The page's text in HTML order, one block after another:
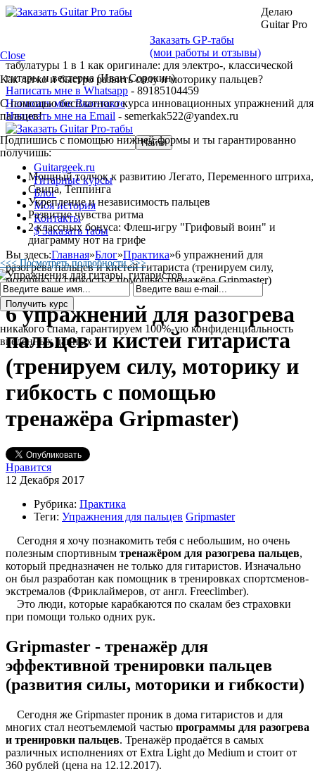
Заказать GP-табы
(мои работы и отзывы)
Делаю
Guitar Pro
табулатуры 1 в 1 как оригинале: для электро-, классической
гитары и вестерна (Иван Сорокин)
Написать мне в Whatsapp - 89185104459
Написать мне Вконтакте
Написать мне на Email - semerkak522@yandex.ru
Guitargeek.ru
Гитарные курсы
Блог
Моя история
Контакты
$ Заказать табы
Вы здесь:Главная»Блог»Практика»6 упражнений для
разогрева пальцев и кистей гитариста (тренируем силу,
моторику и гибкость с помощью тренажёра Gripmaster)
6 упражнений для разогрева
пальцев и кистей гитариста
(тренируем силу, моторику и
гибкость с помощью
тренажёра Gripmaster)
Нравится
12 Декабря 2017
Рубрика: Практика
Теги: Упражнения для пальцев Gripmaster
Сегодня я хочу познакомить тебя с небольшим, но очень
полезным спортивным тренажёром для разогрева пальцев,
который предназначен не только для гитаристов. Изначально
он был разработан как помощник в тренировках спортсменов-
экстремалов (Фриклаймеров, от англ. Freeclimber).
Это люди, которые карабкаются по скалам без страховки
при помощи только одних рук.
Gripmaster - тренажёр для
эффективной тренировки пальцев
(развития силы, моторики и гибкости)
Сегодня же Gripmaster проник в дома гитаристов и для
многих стал неотъемлемой частью программы для разогрева
и тренировки пальцев. Тренажёр продаётся в самых
различных исполнениях от Extra Light до Medium и стоит от
360 рублей (цена на 12.12.2017).
Close
Как легко и быстро развить силу и моторику пальцев?
С помощью бесплатного курса инновационных упражнений для
пальцев!
Подпишись с помощью нижней формы и ты гарантированно
получишь:
Мощный толчок к развитию Легато, Переменного штриха,
Свипа, Теппинга
Укрепление и независимость пальцев
Развитие чувства ритма
2 классных бонуса: Флеш-игру "Грифовый воин" и
диаграмму нот на грифе
<<< Посмотреть подробности >>>
никакого спама, гарантируем 100%-ую конфиденциальность
введенных данных